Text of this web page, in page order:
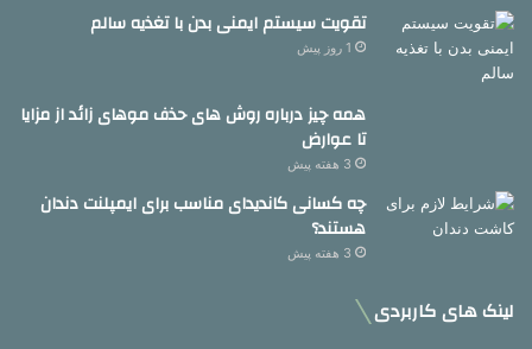
تقویت سیستم ایمنی بدن با تغذیه سالم
1 روز پیش
همه چیز درباره روش های حذف موهای زائد از مزایا
تا عوارض
3 هفته پیش
چه کسانی کاندیدای مناسب برای ایمپلنت دندان
هستند؟
3 هفته پیش
لینک های کاربردی